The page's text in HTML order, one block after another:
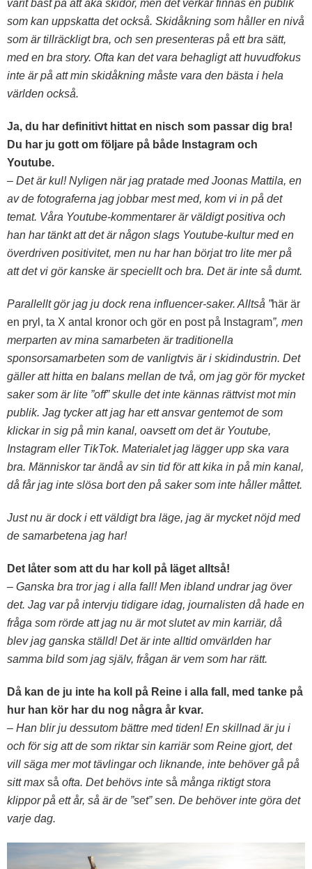
varit bäst på att åka skidor, men det verkar finnas en publik
som kan uppskatta det också. Skidåkning som håller en nivå
som är tillräckligt bra, och sen presenteras på ett bra sätt,
med en bra story. Ofta kan det vara behagligt att huvudfokus
inte är på att min skidåkning måste vara den bästa i hela
världen också.
Ja, du har definitivt hittat en nisch som passar dig bra!
Du har ju gott om följare på både Instagram och
Youtube.
– Det är kul! Nyligen när jag pratade med Joonas Mattila, en
av de fotograferna jag jobbar mest med, kom vi in på det
temat. Våra Youtube-kommentarer är väldigt positiva och
han har tänkt att det är någon slags Youtube-kultur med en
överdriven positivitet, men nu har han börjat tro lite mer på
att det vi gör kanske är speciellt och bra. Det är inte så dumt.
Parallellt gör jag ju dock rena influencer-saker. Alltså ”här är
en pryl, ta X antal kronor och gör en post på Instagram”, men
merparten av mina samarbeten är traditionella
sponsorsamarbeten som de vanligtvis är i skidindustrin. Det
gäller att hitta en balans mellan de två, om jag gör för mycket
saker som är lite ”off” skulle det inte kännas rättvist mot min
publik. Jag tycker att jag har ett ansvar gentemot de som
klickar in sig på min kanal, oavsett om det är Youtube,
Instagram eller TikTok. Materialet jag lägger upp ska vara
bra. Människor tar ändå av sin tid för att kika in på min kanal,
då får jag inte slösa bort den på saker som inte håller måttet.
Just nu är dock i ett väldigt bra läge, jag är mycket nöjd med
de samarbetena jag har!
Det låter som att du har koll på läget alltså!
– Ganska bra tror jag i alla fall! Men ibland undrar jag över
det. Jag var på intervju tidigare idag, journalisten då hade en
fråga som rörde att jag nu är mot slutet av min karriär, då
blev jag ganska ställd! Det är inte alltid omvärlden har
samma bild som jag själv, frågan är vem som har rätt.
Då kan de ju inte ha koll på Reine i alla fall, med tanke på
hur han kör har du nog några år kvar.
– Han blir ju dessutom bättre med tiden! En skillnad är ju i
och för sig att de som riktar sin karriär som Reine gjort, det
vill säga mer mot tävlingar och liknande, inte behöver gå på
sitt maxså ofta. Det behövs inte så många riktigt stora
klippor på ett år, så är de ”set” sen. De behöver inte göra det
varje dag.